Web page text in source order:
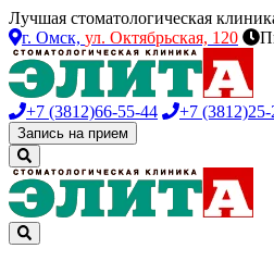
Лучшая стоматологическая
г. Омск, ул. Октябрьская, 120
+7 (3812)66-55-44 +7 (3812)
Запись на прием